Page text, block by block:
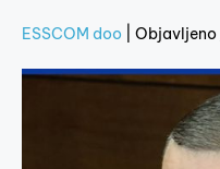
ESSCOM doo Objavljeno